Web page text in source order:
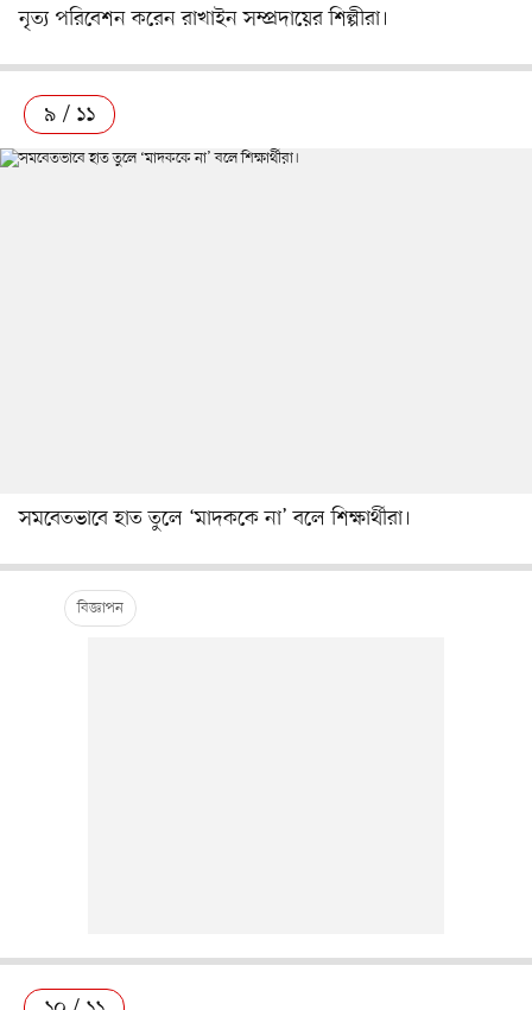
নৃত্য পরিবেশন করেন রাখাইন সম্প্রদায়ের শিল্পীরা।
৯ / ১১
সমবেতভাবে হাত তুলে ‘মাদককে না’ বলে শিক্ষার্থীরা।